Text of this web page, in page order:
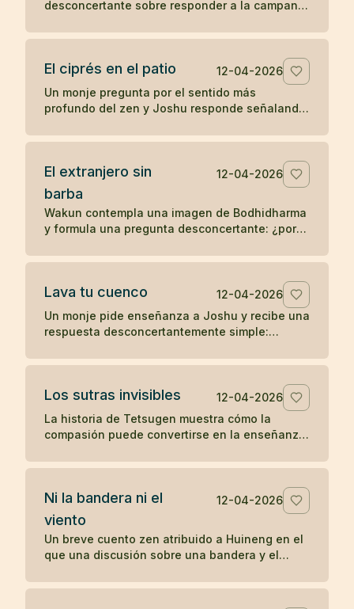
desconcertante sobre responder a la campana
koan sobre sonido, forma y comprensión
El ciprés en el patio
12-04-2026
Un monje pregunta por el sentido más
profundo del zen y Joshu responde señalando
no se separa de lo inmediato.
El extranjero sin
barba
12-04-2026
Wakun contempla una imagen de Bodhidharma
y formula una pregunta desconcertante: ¿por
sobre percepción y realidad.
Lava tu cuenco
12-04-2026
Un monje pide enseñanza a Joshu y recibe una
respuesta desconcertantemente simple:
sobre la práctica directa y lo inmediato.
Los sutras invisibles
12-04-2026
La historia de Tetsugen muestra cómo la
compasión puede convertirse en la enseñanza
vivió ayudando a quienes sufrían.
Ni la bandera ni el
viento
12-04-2026
Un breve cuento zen atribuido a Huineng en el
que una discusión sobre una bandera y el
en la mente.